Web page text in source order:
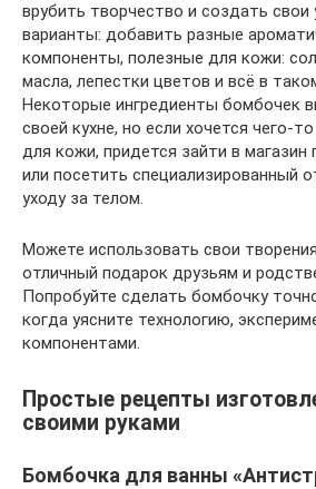
врубить творчество и создать свои
варианты: добавить разные
компоненты, полезные для кожи:
масла, лепестки цветов и всё в
Некоторые ингредиенты бомбочек
своей кухне, но если хочется чего-
для кожи, придется зайти в магазин
или посетить специализированный
уходу за телом.
Можете использовать свои
отличный подарок друзьям и
Попробуйте сделать бомбочку
когда уясните технологию,
компонентами.
Простые рецепты
своими руками
Бомбочка для ванны